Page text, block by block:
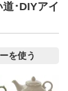
･DIYアイ
を使う